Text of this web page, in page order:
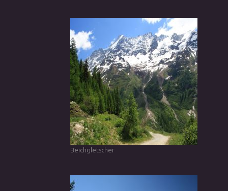
Beichgletscher